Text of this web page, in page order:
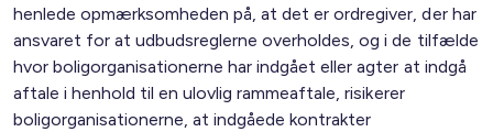
henlede opmærksomheden på, at det er ordregiver, der har
ansvaret for at udbudsreglerne overholdes, og i de tilfælde
hvor boligorganisationerne har indgået eller agter at indgå
aftale i henhold til en ulovlig rammeaftale, risikerer
boligorganisationerne, at indgåede kontrakter